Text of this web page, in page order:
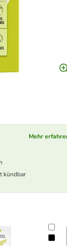
Mehr
kündbar
Nuggets